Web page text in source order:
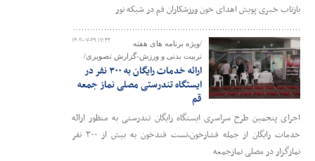
بازتاب خبری پویش اهدای خون ورزشکاران قم در شبکه نور
۱۴۰۲-۰۷-۲۹ ۱۷:۴۲
/ویژه برنامه های هفته
تربیت بدنی و ورزش-گزارش تصویری/
ارائه خدمات رایگان به ۳۰۰ نفر در
ایستگاه تندرستی مصلی نماز جمعه
قم
اجرای پنجمین طرح سراسری ایستگاه رایگان تندرستی به منظور ارائه
خدمات رایگان از جمله فشارخون،تست قندخون به بیش از ۳۰۰ نفر
نمازگزار در مصلی نمازجمعه